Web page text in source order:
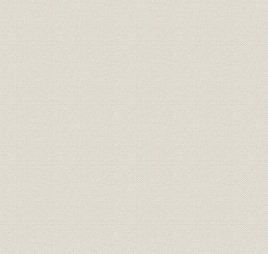
1. 創業時代(明治38年~大正2年)
2. 第1次世界大戦から昭和初期まで(大正3年~昭和5年)
3. 満州事変から第2次世界大戦終結まで(昭和6年~昭和20年)
4. 戦後の10年間(昭和20年~昭和30年)
5. 昭和30年から三菱3重工合併まで(昭和30年~昭和39年)
6. 明石工場・高砂工場の建設および西部埋立地などの購入
7. 三菱3重工合併からオイルショックまで(昭和39年~昭和48年)
8. オイルショック以降から現在まで(昭和49年~昭和55年)
第3章 管理制度
1. 原価計算制度および予算制度